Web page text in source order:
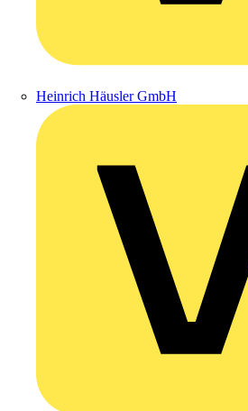
Heinrich Häusler GmbH